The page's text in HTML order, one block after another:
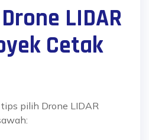
LIDAR
Cetak
pilih Drone LIDAR